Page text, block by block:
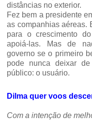
distâncias no exterior.
Fez bem a presidente
as companhias aéreas.
para o crescimento
apoiá-las. Mas de
governo se o primeiro
pode nunca deixar
público: o usuário.
Dilma quer voos
Com a intenção de